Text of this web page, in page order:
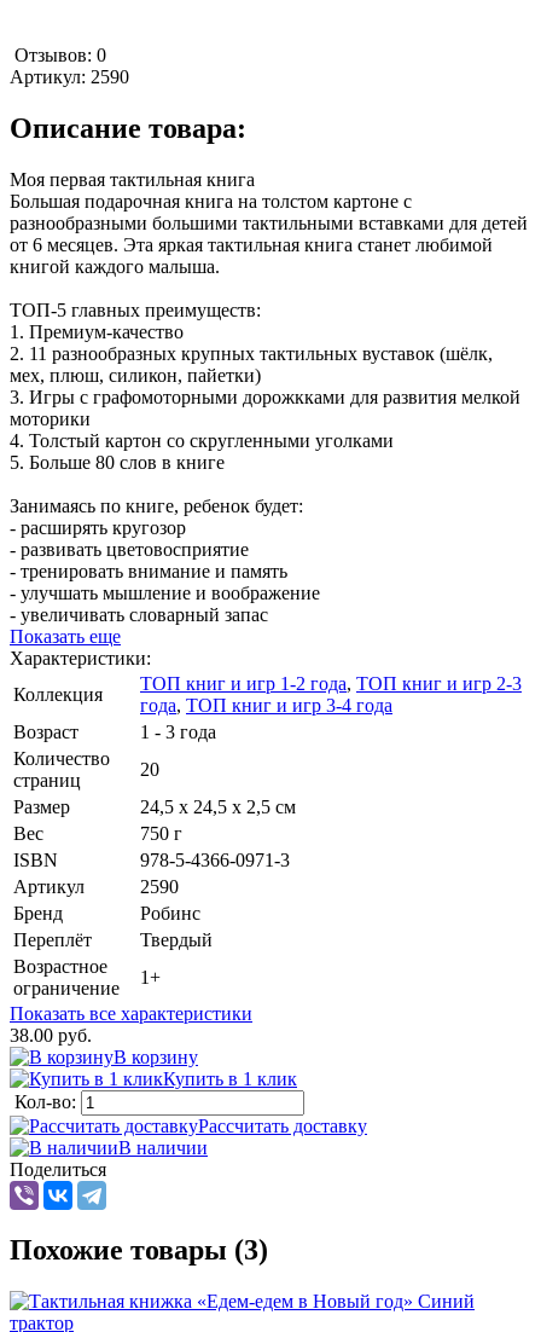
Отзывов: 0
Артикул: 2590
Описание товара:
Моя первая тактильная книга
Большая подарочная книга на толстом картоне с
разнообразными большими тактильными вставками для детей
от 6 месяцев. Эта яркая тактильная книга станет любимой
книгой каждого малыша.
ТОП-5 главных преимуществ:
1. Премиум-качество
2. 11 разнообразных крупных тактильных вуставок (шёлк,
мех, плюш, силикон, пайетки)
3. Игры с графомоторными дорожкками для развития мелкой
моторики
4. Толстый картон со скругленными уголками
5. Больше 80 слов в книге
Занимаясь по книге, ребенок будет:
- расширять кругозор
- развивать цветовосприятие
- тренировать внимание и память
- улучшать мышление и воображение
- увеличивать словарный запас
Показать еще
Характеристики:
Коллекция
ТОП книг и игр 1-2 года, ТОП книг и игр 2-3
года, ТОП книг и игр 3-4 года
Возраст
1 - 3 года
Количество
страниц
20
Размер
24,5 х 24,5 х 2,5 см
Вес
750 г
ISBN
978-5-4366-0971-3
Артикул
2590
Бренд
Робинс
Переплёт
Твердый
Возрастное
ограничение
1+
Показать все характеристики
38.00 руб.
В корзину
Купить в 1 клик
Кол-во:
Рассчитать доставку
В наличии
Поделиться
Похожие товары (3)